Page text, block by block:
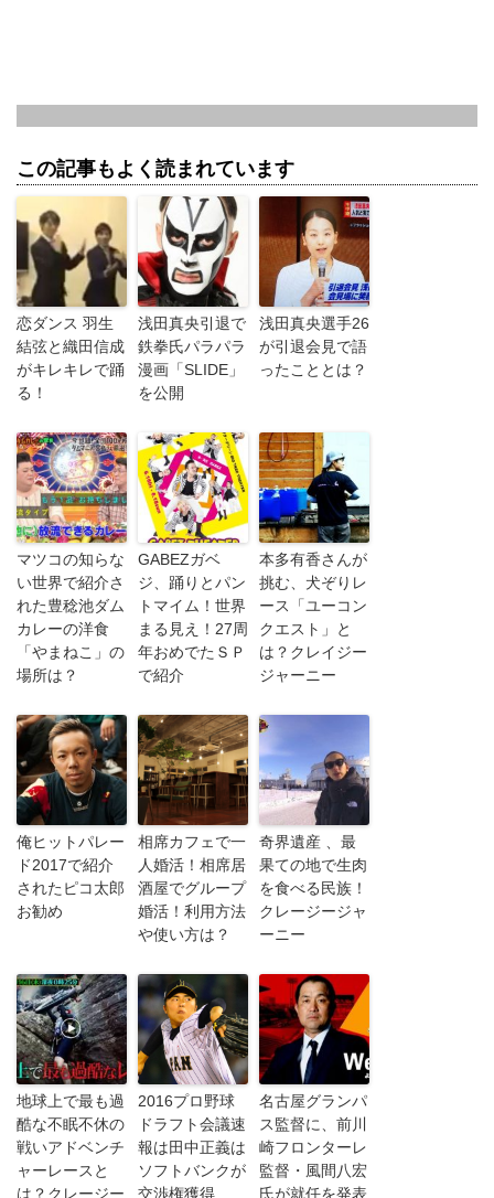
この記事もよく読まれています
恋ダンス 羽生
結弦と織田信成
がキレキレで踊
る！
浅田真央引退で
鉄拳氏パラパラ
漫画「SLIDE」
を公開
浅田真央選手26
が引退会見で語
ったこととは？
マツコの知らな
い世界で紹介さ
れた豊稔池ダム
カレーの洋食
「やまねこ」の
場所は？
GABEZガベ
ジ、踊りとパン
トマイム！世界
まる見え！27周
年おめでたＳＰ
で紹介
本多有香さんが
挑む、犬ぞりレ
ース「ユーコン
クエスト」と
は？クレイジー
ジャーニー
俺ヒットパレー
ド2017で紹介
されたピコ太郎
お勧め
相席カフェで一
人婚活！相席居
酒屋でグループ
婚活！利用方法
や使い方は？
奇界遺産 、最
果ての地で生肉
を食べる民族！
クレージージャ
ーニー
地球上で最も過
酷な不眠不休の
戦いアドベンチ
ャーレースと
は？クレージー
2016プロ野球
ドラフト会議速
報は田中正義は
ソフトバンクが
交渉権獲得
名古屋グランパ
ス監督に、前川
崎フロンターレ
監督・風間八宏
氏が就任を発表